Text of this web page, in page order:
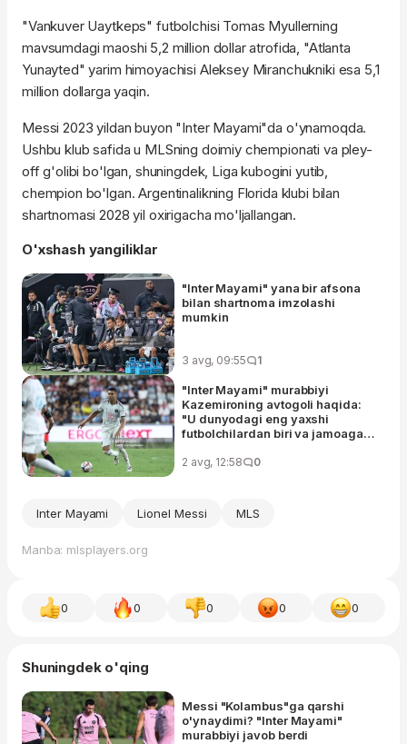
"Vankuver Uaytkeps" futbolchisi Tomas Myullerning
mavsumdagi maoshi 5,2 million dollar atrofida, "Atlanta
Yunayted" yarim himoyachisi Aleksey Miranchukniki esa 5,1
million dollarga yaqin.
Messi 2023 yildan buyon "Inter Mayami"da o'ynamoqda.
Ushbu klub safida u MLSning doimiy chempionati va pley-
off g'olibi bo'lgan, shuningdek, Liga kubogini yutib,
chempion bo'lgan. Argentinalikning Florida klubi bilan
shartnomasi 2028 yil oxirigacha mo'ljallangan.
O'xshash yangiliklar
"Inter Mayami" yana bir afsona
bilan shartnoma imzolashi
mumkin
3 avg, 09:55 1
"Inter Mayami" murabbiyi
Kazemironing avtogoli haqida:
"U dunyodagi eng yaxshi
futbolchilardan biri va jamoaga
mumkin"
2 avg, 12:58 0
Inter Mayami Lionel Messi MLS
Manba: mlsplayers.org
0 0 0 0 0
Shuningdek o'qing
Messi "Kolambus"ga qarshi
o'ynaydimi? "Inter Mayami"
murabbiyi javob berdi